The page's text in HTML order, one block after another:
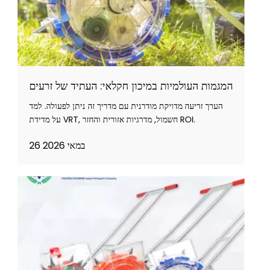
המגמות העולמיות במיכון חקלאי: העתיד של זרעים
הערך זריעה מדויקת מודרנית עם מדריך זה ניתן לפעולה. למד
על מדידת VRT, חשמול, מדרגיות אזורית והחזר ROI.
26 במאי 2026